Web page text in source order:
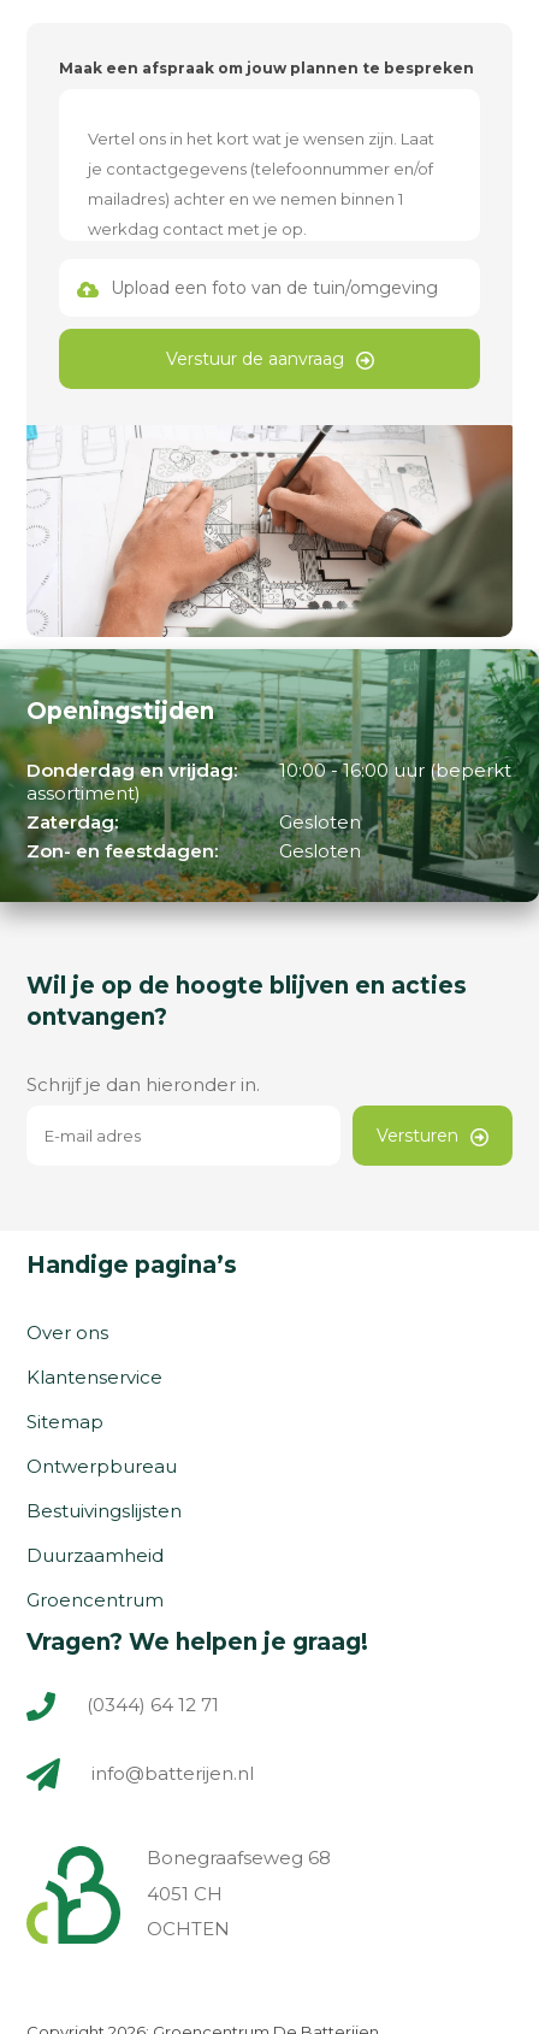
Maak een afspraak om jouw plannen te bespreken
Upload een foto van de tuin/omgeving
Verstuur de aanvraag
Openingstijden
Donderdag en vrijdag:
10:00 - 16:00 uur (beperkt
assortiment)
Zaterdag:
Gesloten
Zon- en feestdagen:
Gesloten
Wil je op de hoogte blijven en acties
ontvangen?
Schrijf je dan hieronder in.
Versturen
Handige pagina’s
Over ons
Klantenservice
Sitemap
Ontwerpbureau
Bestuivingslijsten
Duurzaamheid
Groencentrum
Vragen? We helpen je graag!
(0344) 64 12 71
info@batterijen.nl
Bonegraafseweg 68
4051 CH
OCHTEN